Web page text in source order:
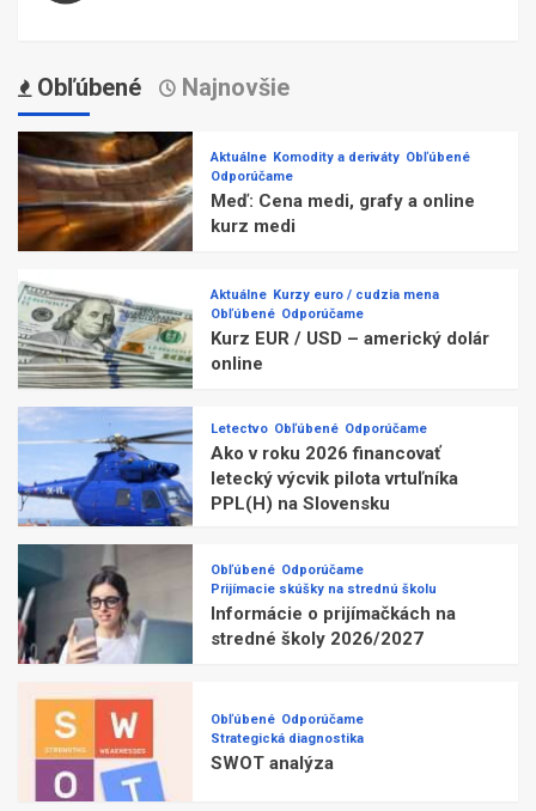
Obľúbené Najnovšie
Aktuálne Komodity a deriváty Obľúbené
Odporúčame
Meď: Cena medi, grafy a online
kurz medi
Aktuálne Kurzy euro / cudzia mena
Obľúbené Odporúčame
Kurz EUR / USD – americký dolár
online
Letectvo Obľúbené Odporúčame
Ako v roku 2026 financovať
letecký výcvik pilota vrtuľníka
PPL(H) na Slovensku
Obľúbené Odporúčame
Prijímacie skúšky na strednú školu
Informácie o prijímačkách na
stredné školy 2026/2027
Obľúbené Odporúčame
Strategická diagnostika
SWOT analýza